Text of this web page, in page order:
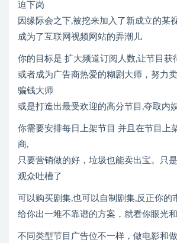
迫下岗
因缘际会之下,被挖来加入了新成立的某
成为了互联网视频网站的弄潮儿
你的目标是 扩大频道订阅人数,让节目获
或者成为广告商热爱的糊剧大师，努力
骗钱大师
或是打造出最受欢迎的高分节目,夺取内
你需要安排每日上架节目 并且在节目上
商,
只要营销做的好，垃圾也能卖出宝。只
观众吐槽了
可以购买剧集,也可以自制剧集,反正你的
给你出一堆不靠谱的方案，就看你眼光
不同类型节目广告位不一样，做电影和